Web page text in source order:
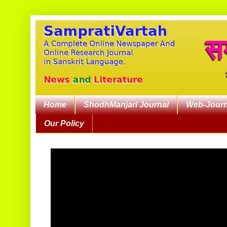
Home ShodhManjari Journal Web-
Our Policy